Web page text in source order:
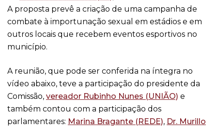
A proposta prevê a criação de uma campanha de
combate à importunação sexual em estádios e em
outros locais que recebem eventos esportivos no
município.
A reunião, que pode ser conferida na íntegra no
vídeo abaixo, teve a participação do presidente da
Comissão, vereador Rubinho Nunes (UNIÃO) e
também contou com a participação dos
parlamentares: Marina Bragante (REDE), Dr. Murillo